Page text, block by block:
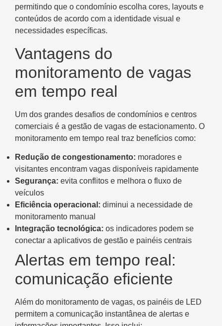
permitindo que o condomínio escolha cores, layouts e
conteúdos de acordo com a identidade visual e
necessidades específicas.
Vantagens do
monitoramento de vagas
em tempo real
Um dos grandes desafios de condomínios e centros
comerciais é a gestão de vagas de estacionamento. O
monitoramento em tempo real traz benefícios como:
Redução de congestionamento: moradores e
visitantes encontram vagas disponíveis rapidamente
Segurança: evita conflitos e melhora o fluxo de
veículos
Eficiência operacional: diminui a necessidade de
monitoramento manual
Integração tecnológica: os indicadores podem se
conectar a aplicativos de gestão e painéis centrais
Alertas em tempo real:
comunicação eficiente
Além do monitoramento de vagas, os painéis de LED
permitem a comunicação instantânea de alertas e